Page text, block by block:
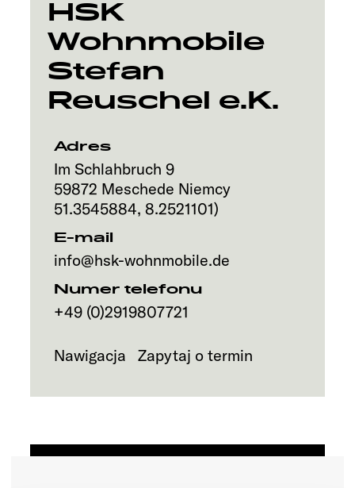
Praca
HSK
Wohnmobile
Stefan
Reuschel e.K.
Adres
Im Schlahbruch 9
59872 Meschede Niemcy
51.3545884, 8.2521101)
E-mail
info@hsk-wohnmobile.de
Numer telefonu
+49 (0)2919807721
Nawigacja Zapytaj o termin